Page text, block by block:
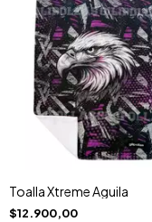
Toalla Xtreme Aguila
$12.900,00